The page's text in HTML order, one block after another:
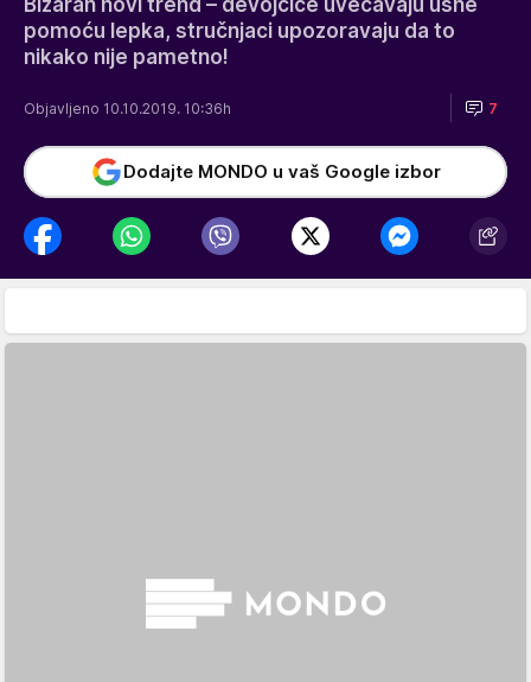
Bizaran novi trend – devojčice uvećavaju usne
pomoću lepka, stručnjaci upozoravaju da to
nikako nije pametno!
Objavljeno 10.10.2019. 10:36h 7
Dodajte MONDO u vaš Google izbor